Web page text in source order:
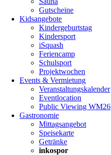
Gutscheine
Kidsangebote
Kindergeburtstag
Kindersport
iSquash
Feriencamp
Schulsport
Projektwochen
Events & Vermietung
Veranstaltungskalender
Eventlocation
Public Viewing WM26
Gastronomie
Mittagsangebot
Speisekarte
Getränke
inkospor